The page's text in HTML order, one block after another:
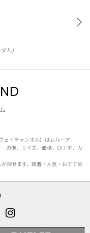
ル）
ェイチャンネル】はムルーア
の他、サイズ、価格、OFF率、カ
探せます。新着・人気・おすすめ